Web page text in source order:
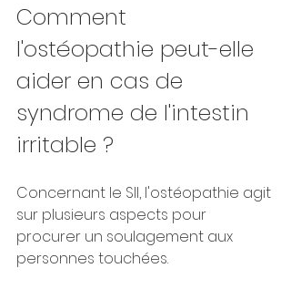
Comment
l'ostéopathie peut-elle
aider en cas de
syndrome de l'intestin
irritable ?
Concernant le SII, l'ostéopathie agit
sur plusieurs aspects pour
procurer un soulagement aux
personnes touchées.